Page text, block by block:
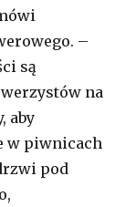
–
są
na
aby
w piwnicach
pod